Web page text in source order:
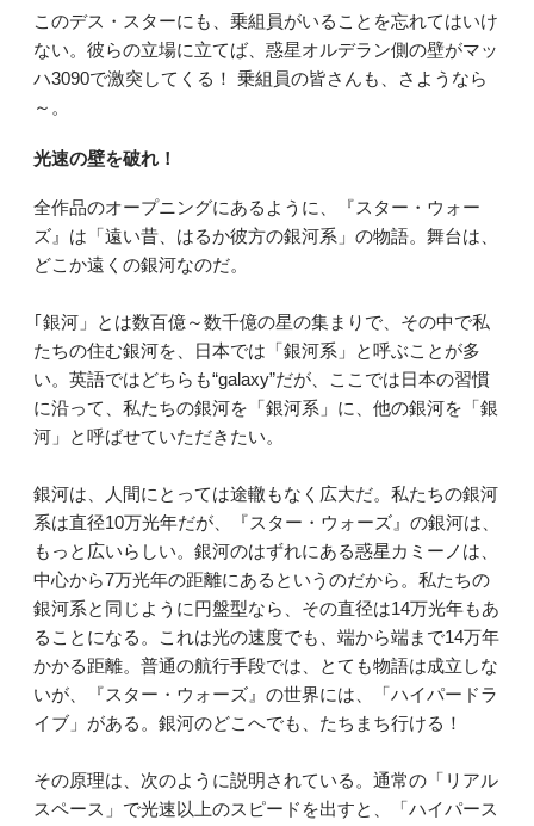
このデス・スターにも、乗組員がいることを忘れてはいけ
ない。彼らの立場に立てば、惑星オルデラン側の壁がマッ
ハ3090で激突してくる！ 乗組員の皆さんも、さようなら
～。
光速の壁を破れ！
全作品のオープニングにあるように、『スター・ウォー
ズ』は「遠い昔、はるか彼方の銀河系」の物語。舞台は、
どこか遠くの銀河なのだ。
｢銀河」とは数百億～数千億の星の集まりで、その中で私
たちの住む銀河を、日本では「銀河系」と呼ぶことが多
い。英語ではどちらも“galaxy”だが、ここでは日本の習慣
に沿って、私たちの銀河を「銀河系」に、他の銀河を「銀
河」と呼ばせていただきたい。
銀河は、人間にとっては途轍もなく広大だ。私たちの銀河
系は直径10万光年だが、『スター・ウォーズ』の銀河は、
もっと広いらしい。銀河のはずれにある惑星カミーノは、
中心から7万光年の距離にあるというのだから。私たちの
銀河系と同じように円盤型なら、その直径は14万光年もあ
ることになる。これは光の速度でも、端から端まで14万年
かかる距離。普通の航行手段では、とても物語は成立しな
いが、『スター・ウォーズ』の世界には、「ハイパードラ
イブ」がある。銀河のどこへでも、たちまち行ける！
その原理は、次のように説明されている。通常の「リアル
スペース」で光速以上のスピードを出すと、「ハイパース